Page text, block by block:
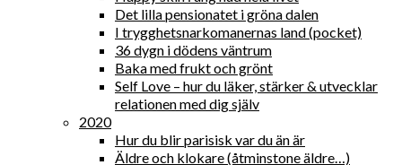
Det lilla pensionatet i gröna dalen
I trygghetsnarkomanernas land (pocket)
36 dygn i dödens väntrum
Baka med frukt och grönt
Self Love – hur du läker, stärker & utvecklar
relationen med dig själv
2020
Hur du blir parisisk var du än är
Äldre och klokare (åtminstone äldre…)